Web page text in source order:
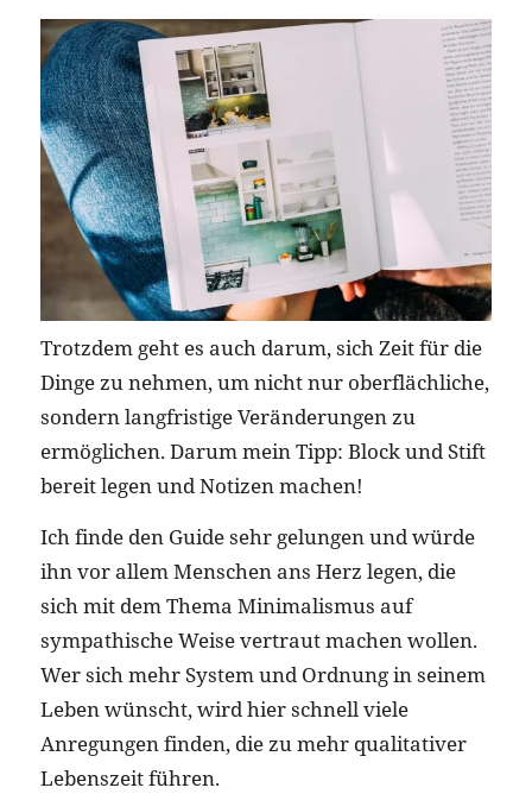
Trotzdem geht es auch darum, sich Zeit für die
Dinge zu nehmen, um nicht nur oberflächliche,
sondern langfristige Veränderungen zu
ermöglichen. Darum mein Tipp: Block und Stift
bereit legen und Notizen machen!
Ich finde den Guide sehr gelungen und würde
ihn vor allem Menschen ans Herz legen, die
sich mit dem Thema Minimalismus auf
sympathische Weise vertraut machen wollen.
Wer sich mehr System und Ordnung in seinem
Leben wünscht, wird hier schnell viele
Anregungen finden, die zu mehr qualitativer
Lebenszeit führen.